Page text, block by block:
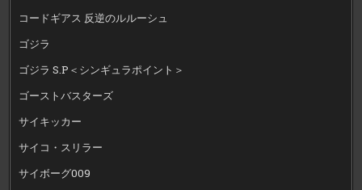
コードギアス 反逆のルルーシュ
ゴジラ
ゴジラ S.P＜シンギュラポイント＞
ゴーストバスターズ
サイキッカー
サイコ・スリラー
サイボーグ009